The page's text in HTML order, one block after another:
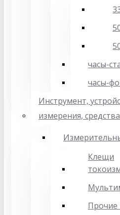
часы-
часы-
Инструмент,
измерения,
Клещи
Прочие